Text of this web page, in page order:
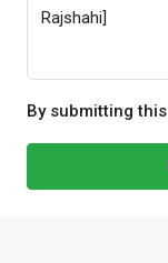
By submitting